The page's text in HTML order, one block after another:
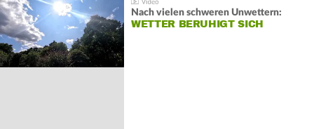
Nach vielen schweren Unwettern:
WETTER BERUHIGT SICH